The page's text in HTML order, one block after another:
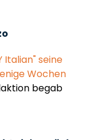
Italian" seine
Wochen
begab